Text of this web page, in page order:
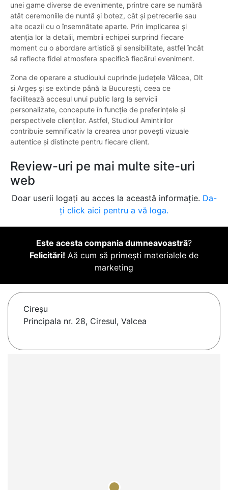
unei game diverse de evenimente, printre care se numără
atât ceremoniile de nuntă și botez, cât și petrecerile sau
alte ocazii cu o însemnătate aparte. Prin implicarea și
atenția lor la detalii, membrii echipei surprind fiecare
moment cu o abordare artistică și sensibilitate, astfel încât
să reflecte fidel atmosfera specifică fiecărui eveniment.
Zona de operare a studioului cuprinde județele Vâlcea, Olt
și Argeș și se extinde până la București, ceea ce
facilitează accesul unui public larg la servicii
personalizate, concepute în funcție de preferințele și
perspectivele clienților. Astfel, Studioul Amintirilor
contribuie semnificativ la crearea unor povești vizuale
autentice și distincte pentru fiecare client.
Review-uri pe mai multe site-uri
web
Doar userii logați au acces la această informație. Da-
ți click aici pentru a vă loga.
Este acesta compania dumneavoastră?
Felicitări! Aă cum să primești materialele de
marketing
Cireşu
Principala nr. 28, Ciresul, Valcea